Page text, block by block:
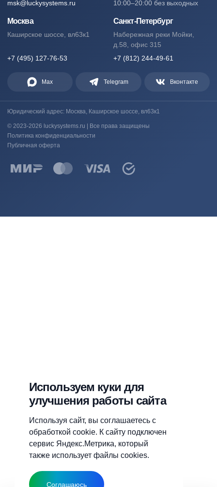
10:00–20:00 без выходных
msk@luckysystems.ru
Москва
Каширское шоссе, вл63к1
+7 (495) 127-76-53
Санкт-Петербург
Набережная реки Мойки,
д.58, офис 315
+7 (812) 244-49-61
Max Telegram Вконтакте
Юридический адрес: Москва, Каширское шоссе, вл63к1
© 2023-2026 luckysystems.ru | Все права защищены
Политика конфиденциальности
Публичная оферта
Используем куки для
улучшения работы сайта
Используя сайт, вы соглашаетесь с
обработкой cookie. К сайту подключен
сервис Яндекс.Метрика, который
также использует файлы cookies.
Соглашаюсь